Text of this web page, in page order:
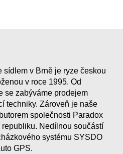
sídlem v Brně je ryze českou
v roce 1995. Od
se zabýváme prodejem
techniky. Zároveň je naše
společnosti Paradox
Nedílnou součástí
systému SYSDO
GPS.